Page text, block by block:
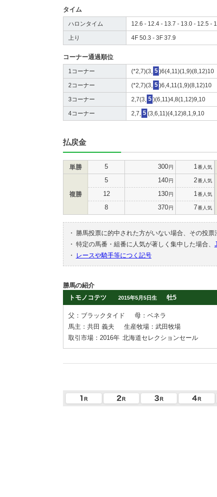
タイム
ハロンタイム 12.6 - 12.4 - 13.7 - 13.0 - 12.5 -
上り 4F 50.3 - 3F 37.9
コーナー通過順位
1コーナー (*2,7)(3, 5 )6(4,11)(1,9)(8,12)10
2コーナー (*2,7)(3, 5 )6,4,11(1,9)(8,12)10
3コーナー 2,7(3, 5 )(6,11)4,8(1,12)9,10
4コーナー 2,7, 5 (3,6,11)(4,12)8,1,9,10
払戻金
単勝 5 300円 1 番人気
複勝
5 140円 2番人気
12 130円 1 番人気
8 370円 7番人気
・
勝馬投票に的中された方がいない場合、その投
・ 特定の馬番・組番に人気が著しく集中した場合、
・
レースや騎手等につく記号
勝馬の紹介
トモノコテツ
2015年5月5日生 牡5
父：ブラックタイド
母：ベネラ
馬主：共田 義夫
生産牧場：武田牧場
取引市場：2016年 北海道セレクションセール